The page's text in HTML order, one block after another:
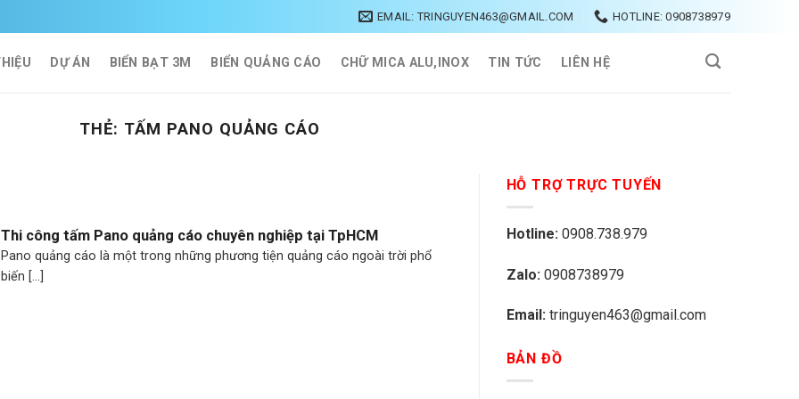
EMAIL: TRINGUYEN463@GMAIL.COM HOTLINE: 0908738979
DỰ ÁN BIỂN BẠT 3M BIỂN QUẢNG CÁO CHỮ MICA ALU,INOX TIN TỨC LIÊN HỆ
THẺ: TẤM PANO QUẢNG CÁO
Thi công tấm Pano quảng cáo chuyên nghiệp tại TpHCM
Pano quảng cáo là một trong những phương tiện quảng cáo ngoài trời phổ
biến [...]
HỖ TRỢ TRỰC TUYẾN
Hotline: 0908.738.979
Zalo: 0908738979
Email: tringuyen463@gmail.com
BẢN ĐỒ